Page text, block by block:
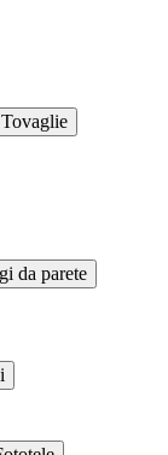
Tovaglie
da parete